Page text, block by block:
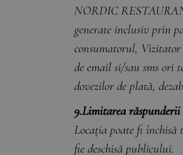
NORDIC
generate inclusiv prin
consumatorul,
de email si/sau sms
dovezilor de plată,
9.Limitarea răspunderii
Locația poate fi închisă
fie deschisă publicului.